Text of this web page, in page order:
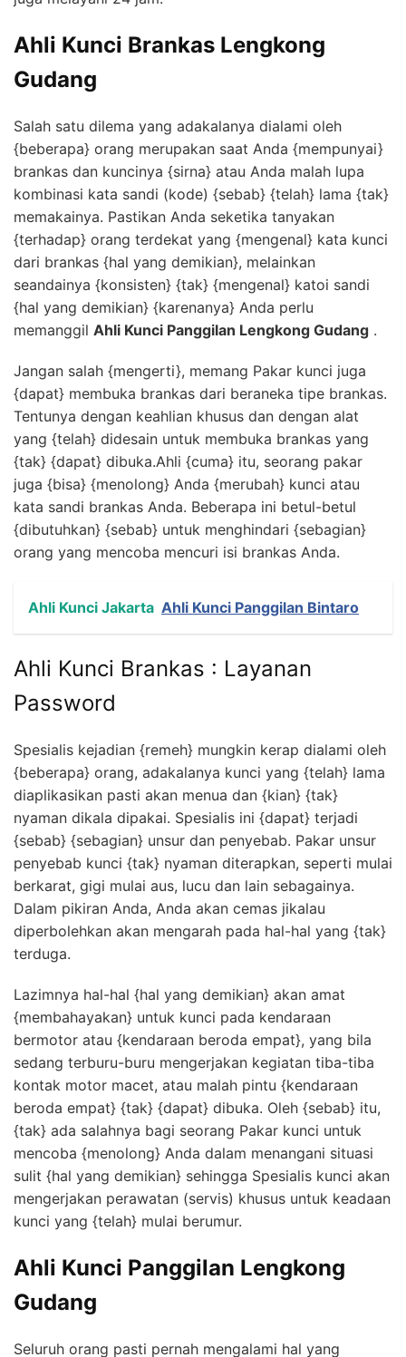
Ahli Kunci Brankas Lengkong
Gudang
Salah satu dilema yang adakalanya dialami oleh
{beberapa} orang merupakan saat Anda {mempunyai}
brankas dan kuncinya {sirna} atau Anda malah lupa
kombinasi kata sandi (kode) {sebab} {telah} lama {tak}
memakainya. Pastikan Anda seketika tanyakan
{terhadap} orang terdekat yang {mengenal} kata kunci
dari brankas {hal yang demikian}, melainkan
seandainya {konsisten} {tak} {mengenal} katoi sandi
{hal yang demikian} {karenanya} Anda perlu
memanggil Ahli Kunci Panggilan Lengkong Gudang .
Jangan salah {mengerti}, memang Pakar kunci juga
{dapat} membuka brankas dari beraneka tipe brankas.
Tentunya dengan keahlian khusus dan dengan alat
yang {telah} didesain untuk membuka brankas yang
{tak} {dapat} dibuka.Ahli {cuma} itu, seorang pakar
juga {bisa} {menolong} Anda {merubah} kunci atau
kata sandi brankas Anda. Beberapa ini betul-betul
{dibutuhkan} {sebab} untuk menghindari {sebagian}
orang yang mencoba mencuri isi brankas Anda.
Ahli Kunci Jakarta Ahli Kunci Panggilan Bintaro
Ahli Kunci Brankas : Layanan
Password
Spesialis kejadian {remeh} mungkin kerap dialami oleh
{beberapa} orang, adakalanya kunci yang {telah} lama
diaplikasikan pasti akan menua dan {kian} {tak}
nyaman dikala dipakai. Spesialis ini {dapat} terjadi
{sebab} {sebagian} unsur dan penyebab. Pakar unsur
penyebab kunci {tak} nyaman diterapkan, seperti mulai
berkarat, gigi mulai aus, lucu dan lain sebagainya.
Dalam pikiran Anda, Anda akan cemas jikalau
diperbolehkan akan mengarah pada hal-hal yang {tak}
terduga.
Lazimnya hal-hal {hal yang demikian} akan amat
{membahayakan} untuk kunci pada kendaraan
bermotor atau {kendaraan beroda empat}, yang bila
sedang terburu-buru mengerjakan kegiatan tiba-tiba
kontak motor macet, atau malah pintu {kendaraan
beroda empat} {tak} {dapat} dibuka. Oleh {sebab} itu,
{tak} ada salahnya bagi seorang Pakar kunci untuk
mencoba {menolong} Anda dalam menangani situasi
sulit {hal yang demikian} sehingga Spesialis kunci akan
mengerjakan perawatan (servis) khusus untuk keadaan
kunci yang {telah} mulai berumur.
Ahli Kunci Panggilan Lengkong
Gudang
Seluruh orang pasti pernah mengalami hal yang